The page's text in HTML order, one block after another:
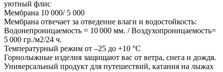
уютный флис
Мембрана 10 000/ 5 000
Мембрана отвечает за отведение влаги и водостойкость:
Водонепроницаемость = 10 000 мм. / Воздухопроницаемость=
5 000 гр./м2/24 ч.
Температурный режим от –25 до +10 °C
Горнолыжные изделия защищают вас от ветра, снега и дождя.
Универсальный продукт для путешествий, катания на лыжах